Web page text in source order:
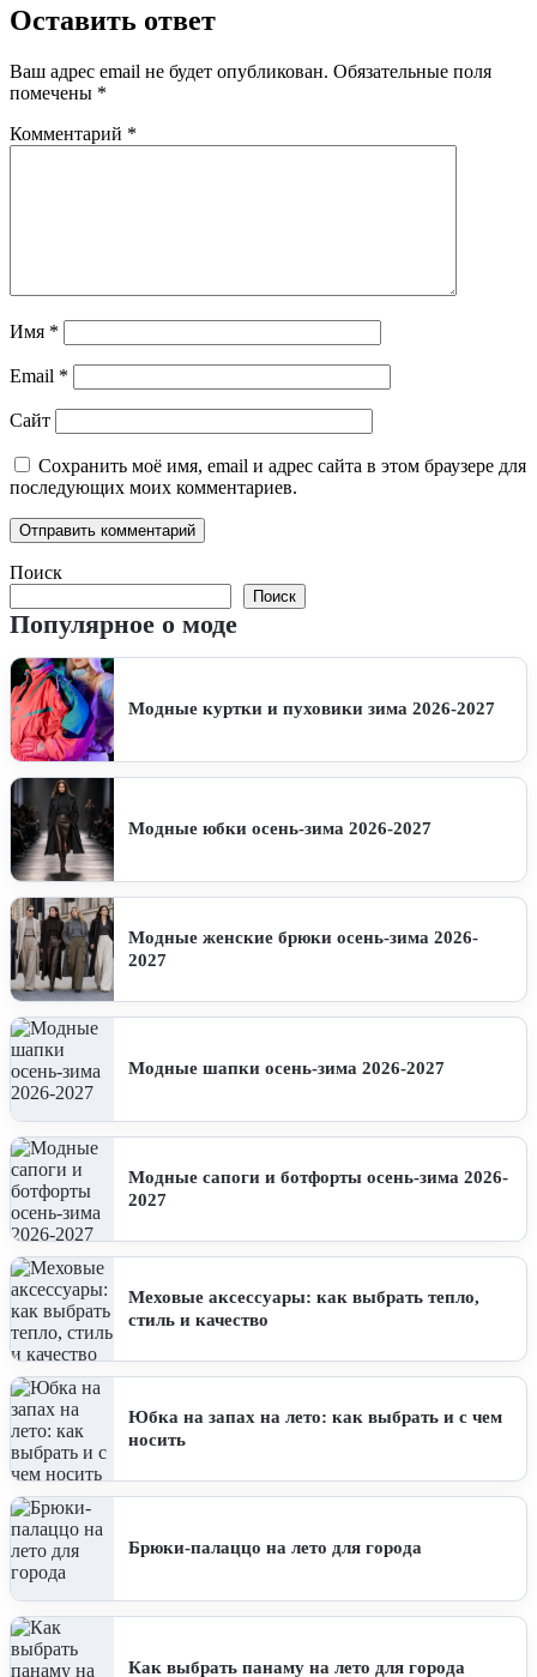
Оставить ответ
Ваш адрес email не будет опубликован. Обязательные поля
помечены *
Комментарий *
Имя *
Email *
Сайт
Сохранить моё имя, email и адрес сайта в этом браузере для
последующих моих комментариев.
Поиск
Поиск
Популярное о моде
Модные куртки и пуховики зима 2026-2027
Модные юбки осень-зима 2026-2027
Модные женские брюки осень-зима 2026-
2027
Модные шапки осень-зима 2026-2027
Модные сапоги и ботфорты осень-зима 2026-
2027
Меховые аксессуары: как выбрать тепло,
стиль и качество
Юбка на запах на лето: как выбрать и с чем
носить
Брюки-палаццо на лето для города
Как выбрать панаму на лето для города